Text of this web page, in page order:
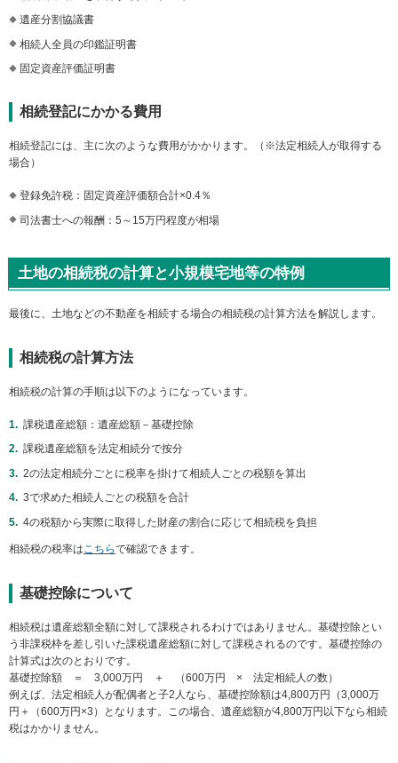
遺産分割協議書
相続人全員の印鑑証明書
固定資産評価証明書
相続登記にかかる費用
相続登記には、主に次のような費用がかかります。（※法定相続人が取得する
場合）
登録免許税：固定資産評価額合計×0.4％
司法書士への報酬：5～15万円程度が相場
土地の相続税の計算と小規模宅地等の特例
最後に、土地などの不動産を相続する場合の相続税の計算方法を解説します。
相続税の計算方法
相続税の計算の手順は以下のようになっています。
課税遺産総額：遺産総額－基礎控除
課税遺産総額を法定相続分で按分
2の法定相続分ごとに税率を掛けて相続人ごとの税額を算出
3で求めた相続人ごとの税額を合計
4の税額から実際に取得した財産の割合に応じて相続税を負担
相続税の税率はこちらで確認できます。
基礎控除について
相続税は遺産総額全額に対して課税されるわけではありません。基礎控除とい
う非課税枠を差し引いた課税遺産総額に対して課税されるのです。基礎控除の
計算式は次のとおりです。
基礎控除額 ＝ 3,000万円 ＋ （600万円 × 法定相続人の数）
例えば、法定相続人が配偶者と子2人なら、基礎控除額は4,800万円（3,000万
円＋（600万円×3）となります。この場合、遺産総額が4,800万円以下なら相続
税はかかりません。